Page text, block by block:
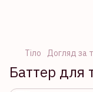
Тіло Догляд за
Баттер для